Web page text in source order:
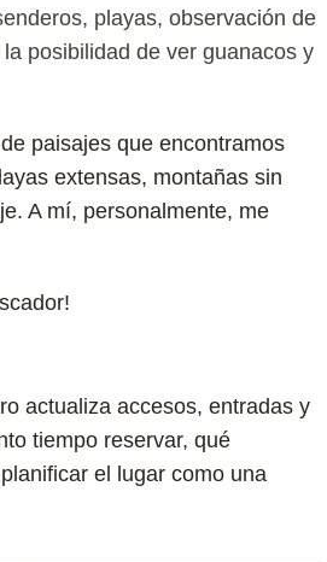
playas, observación de
posibilidad de ver guanacos y
paisajes que encontramos
extensas, montañas sin
A mí, personalmente, me
actualiza accesos, entradas y
tiempo reservar, qué
el lugar como una